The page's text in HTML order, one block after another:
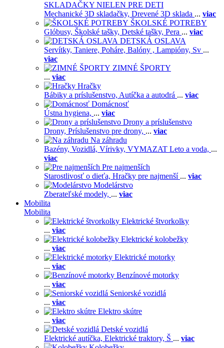
SKLADAČKY NIELEN PRE DETI
Mechanické 3D skladačky, Drevené 3D sklada ... viac
ŠKOLSKÉ POTREBY
Glóbusy, Školské tašky, Detské tašky, Pera ... viac
DETSKÁ OSLAVA
Servítky, Taniere, Poháre, Balóny , Lampióny, Sv ...
viac
ZIMNÉ ŠPORTY
... viac
Hračky
Bábiky a príslušenstvo, Autíčka a autodrá ... viac
Domácnosť
Ústna hygiena, ... viac
Drony a príslušenstvo
Drony, Príslušenstvo pre drony, ... viac
Na záhradu
Bazény, Vozidlá, Vírivky, VYMAZAT Leto a voda, ...
viac
Pre najmenších
Starostlivosť o dieťa, Hračky pre najmenší ... viac
Modelárstvo
Zberateľské modely, ... viac
Mobilita
Mobilita
Elektrické štvorkolky
... viac
Elektrické kolobežky
... viac
Elektrické motorky
... viac
Benzínové motorky
... viac
Seniorské vozidlá
... viac
Elektro skútre
... viac
Detské vozidlá
Elektrické autíčka, Elektrické traktory, Š ... viac